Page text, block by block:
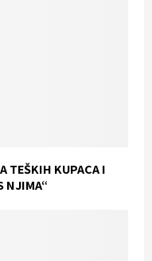
TEŠKIH KUPACA I
NJIMA“